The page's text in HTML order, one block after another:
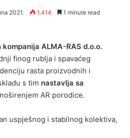
2021. 1.414 1 minute read
kompanija ALMA-RAS d.o.o.
finog rublja i spavaćeg
rasta proizvodnih i
s tim nastavlja sa
AR porodice.
uspješnog i stabilnog kolektiva,